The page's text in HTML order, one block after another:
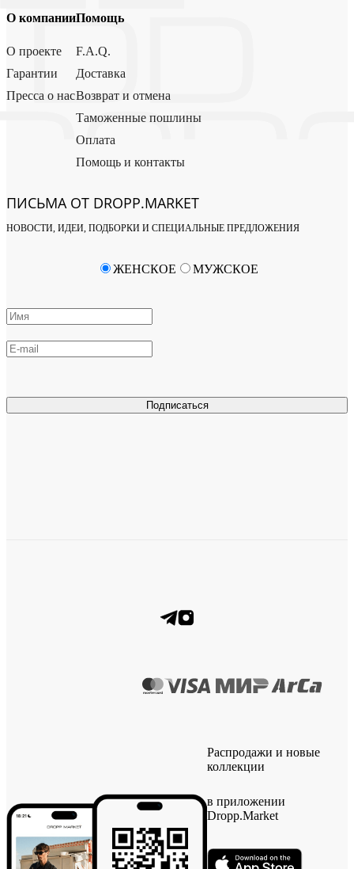
О компании
О проекте
Гарантии
Пресса о нас
Помощь
F.A.Q.
Доставка
Возврат и отмена
Таможенные пошлины
Оплата
Помощь и контакты
ПИСЬМА ОТ DROPP.MARKET
НОВОСТИ, ИДЕИ, ПОДБОРКИ И СПЕЦИАЛЬНЫЕ ПРЕДЛОЖЕНИЯ
Подписаться
ЖЕНСКОЕ МУЖСКОЕ
Распродажи и новые
коллекции
в приложении
Dropp.Market